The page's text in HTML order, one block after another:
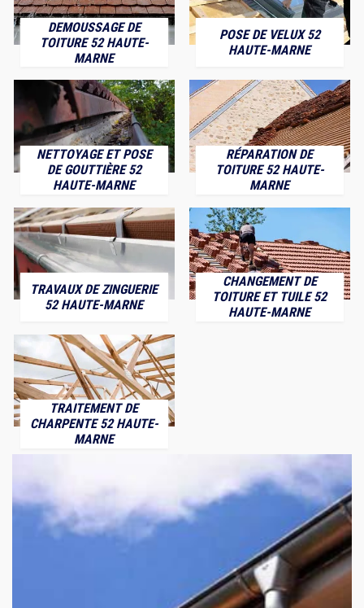
DEMOUSSAGE DE
TOITURE 52 HAUTE-
MARNE
POSE DE VELUX 52
HAUTE-MARNE
NETTOYAGE ET POSE
DE GOUTTIÈRE 52
HAUTE-MARNE
RÉPARATION DE
TOITURE 52 HAUTE-
MARNE
TRAVAUX DE ZINGUERIE
52 HAUTE-MARNE
CHANGEMENT DE
TOITURE ET TUILE 52
HAUTE-MARNE
TRAITEMENT DE
CHARPENTE 52 HAUTE-
MARNE